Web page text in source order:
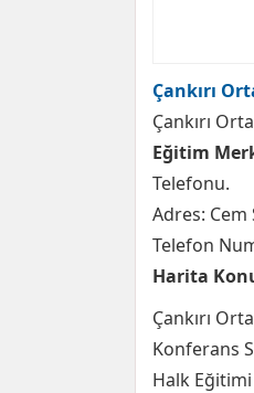
Çankırı
Çankırı
Eğitim
Telefonu.
Adres: Cem
Telefon
Harita
Çankırı
Konferans
Halk